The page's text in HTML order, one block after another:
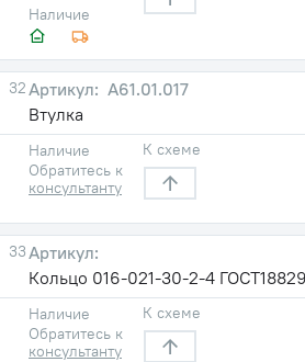
Наличие
32
А61.01.017
Втулка
Наличие
Обратитесь к
консультанту
К схеме
33
Кольцо 016-021-30-2-4
Наличие
Обратитесь к
консультанту
К схеме